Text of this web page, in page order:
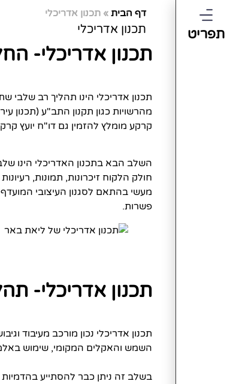
דף הבית » תכנון אדריכלי
תכנון אדריכלי
תכנון אדריכלי-
תכנון אדריכלי הינו תהליך רב
מהרשויות כגון תקנון התב"ע (תכנון
קרקע מומלץ להזמין גם דו"ח יועץ
השלב הבא בתכנון האדריכלי הינו
חולק הלקוח זיכרונות, תמונות,
מעשי בהתאם לסגנון העיצובי
פשרות.
תכנון אדריכלי-
תכנון אדריכלי נכון מורכב מעיבוד
השמש והאקלים המקומי, שימוש
בשלב זה ניתן כבר להסתייע
תפריט